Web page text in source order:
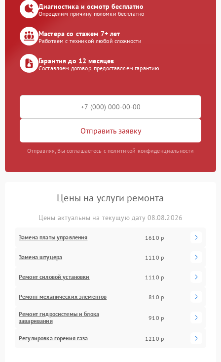
Диагностика и осмотр бесплатно
Определим причину поломки бесплатно
Мастера со стажем 7+ лет
Работаем с техникой любой сложности
Гарантия до 12 месяцев
Составляем договор, предоставляем гарантию
Отправить заявку
Отправляя, Вы соглашаетесь с политикой конфиденциальности
Цены на услуги ремонта
Цены актуальны на текущую дату 08.08.2026
Замена платы управления 1610 р
Замена штуцера 1110 р
Ремонт силовой установки 1110 р
Ремонт механических элементов 810 р
Ремонт гидросистемы и блока
заваривания
910 р
Регулировка горения газа 1210 р